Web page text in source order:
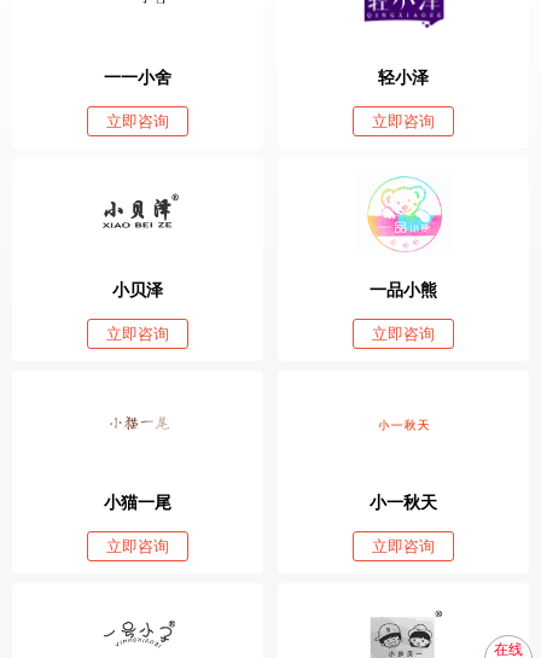
一一小舍
立即咨询
轻小泽
立即咨询
小贝泽
立即咨询
一品小熊
立即咨询
小猫一尾
立即咨询
小一秋天
立即咨询
在线